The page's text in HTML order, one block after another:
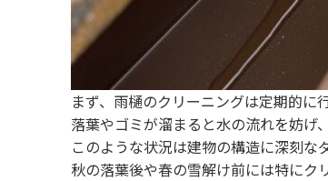
まず、雨樋のクリーニングは定期的に
落葉やゴミが溜まると水の流れを妨げ
このような状況は建物の構造に深刻な
秋の落葉後や春の雪解け前には特にク